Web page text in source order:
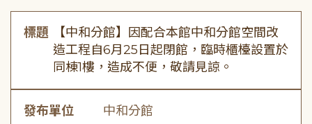
標題
【中和分館】因配合本館中和分館空間改
造工程自6月25日起閉館，臨時櫃檯設置於
同棟1樓，造成不便，敬請見諒。
發布單位 中和分館